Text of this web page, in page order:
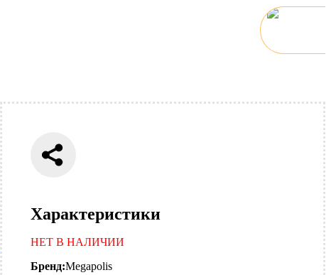
Характеристики
НЕТ В НАЛИЧИИ
Бренд:Megapolis